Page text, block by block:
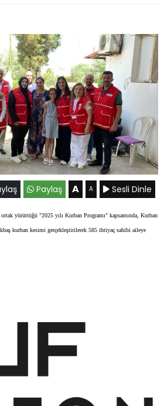
Paylaş A A Sesli Dinle
ortak yürüttüğü "2025 yılı Kurban Programı" kapsamında, Kurban
kurban kesimi gerçekleştirilerek 585 ihtiyaç sahibi aileye